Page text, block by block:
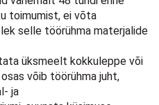
toimumist, ei võta
selle töörühma materjalide
üksmeelt kokkuleppe või
võib töörühma juht,
ja